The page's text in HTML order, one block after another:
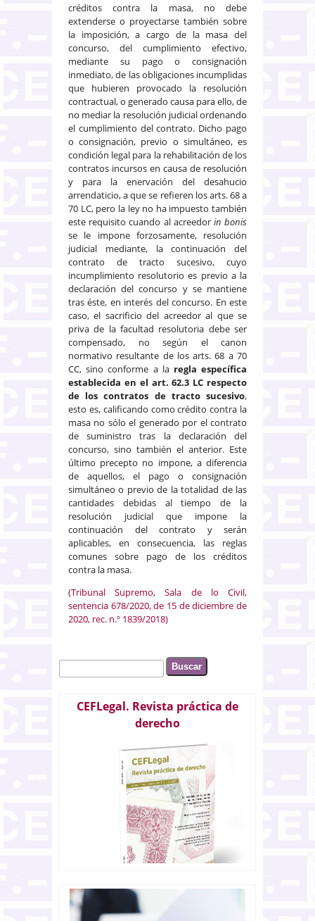
créditos contra la masa, no debe
extenderse o proyectarse también sobre
la imposición, a cargo de la masa del
concurso, del cumplimiento efectivo,
mediante su pago o consignación
inmediato, de las obligaciones incumplidas
que hubieren provocado la resolución
contractual, o generado causa para ello, de
no mediar la resolución judicial ordenando
el cumplimiento del contrato. Dicho pago
o consignación, previo o simultáneo, es
condición legal para la rehabilitación de los
contratos incursos en causa de resolución
y para la enervación del desahucio
arrendaticio, a que se refieren los arts. 68 a
70 LC, pero la ley no ha impuesto también
este requisito cuando al acreedor in bonis
se le impone forzosamente, resolución
judicial mediante, la continuación del
contrato de tracto sucesivo, cuyo
incumplimiento resolutorio es previo a la
declaración del concurso y se mantiene
tras éste, en interés del concurso. En este
caso, el sacrificio del acreedor al que se
priva de la facultad resolutoria debe ser
compensado, no según el canon
normativo resultante de los arts. 68 a 70
CC, sino conforme a la regla específica
establecida en el art. 62.3 LC respecto
de los contratos de tracto sucesivo,
esto es, calificando como crédito contra la
masa no sólo el generado por el contrato
de suministro tras la declaración del
concurso, sino también el anterior. Este
último precepto no impone, a diferencia
de aquellos, el pago o consignación
simultáneo o previo de la totalidad de las
cantidades debidas al tiempo de la
resolución judicial que impone la
continuación del contrato y serán
aplicables, en consecuencia, las reglas
comunes sobre pago de los créditos
contra la masa.
(Tribunal Supremo, Sala de lo Civil,
sentencia 678/2020, de 15 de diciembre de
2020, rec. n.º 1839/2018)
Formulario de búsqueda
Buscar
CEFLegal. Revista práctica de
derecho